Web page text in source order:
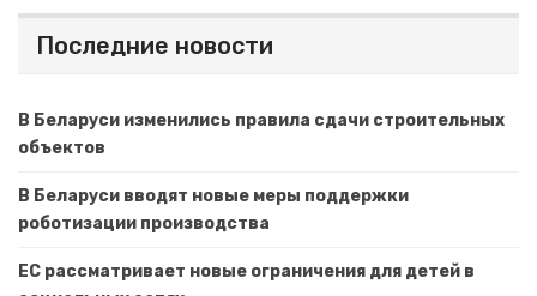
Последние новости
В Беларуси изменились правила сдачи строительных
объектов
В Беларуси вводят новые меры поддержки
роботизации производства
ЕС рассматривает новые ограничения для детей в